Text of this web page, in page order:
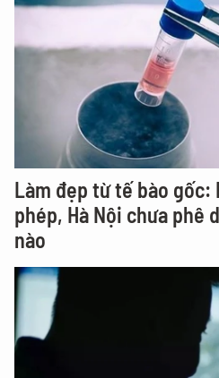
Làm đẹp từ tế bào gốc:
phép, Hà Nội chưa phê
nào